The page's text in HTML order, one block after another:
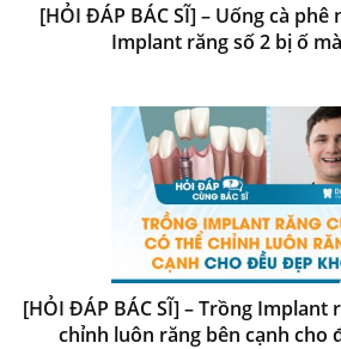
[HỎI ĐÁP BÁC SĨ] – Uống cà
Implant răng số 2 bị ố
[HỎI ĐÁP BÁC SĨ] – Trồng Implant
chỉnh luôn răng bên cạnh cho